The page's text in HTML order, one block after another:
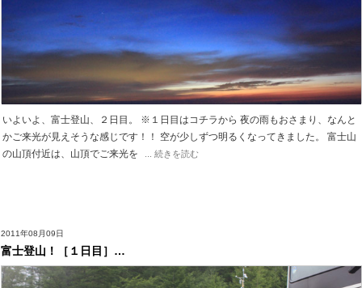
いよいよ、富士登山、２日目。 ※１日目はコチラから 夜の雨もおさまり、なんと
かご来光が見えそうな感じです！！ 空が少しずつ明るくなってきました。 富士山
の山頂付近は、山頂でご来光を
... 続きを読む
2011年08月09日
富士登山！［１日目］…